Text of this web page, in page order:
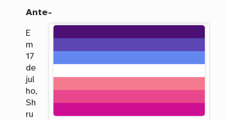
Ante-
E
m
17
de
jul
ho,
Sh
ru